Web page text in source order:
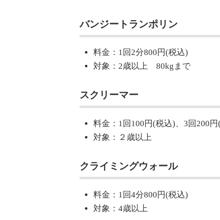
バンジートランポリン
料金：1回2分800円(税込)
対象：2歳以上 80kgまで
スクリーマー
料金：1回100円(税込)、3回200
対象：２歳以上
クライミングウォール
料金：1回4分800円(税込)
対象：4歳以上